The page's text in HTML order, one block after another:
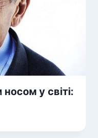
у світі: